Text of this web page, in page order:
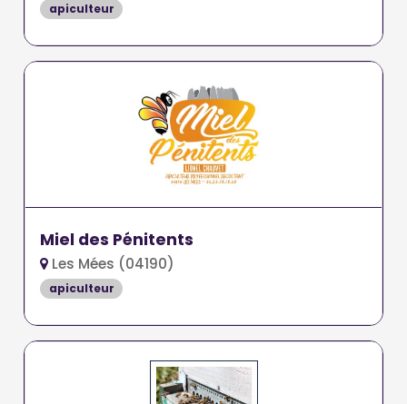
apiculteur
Miel des Pénitents
Les Mées (04190)
apiculteur